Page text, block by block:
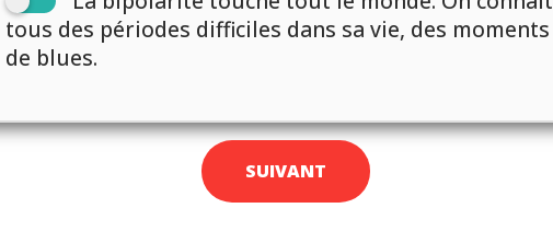
tous des périodes difficiles dans sa vie, des moments
de blues.
SUIVANT